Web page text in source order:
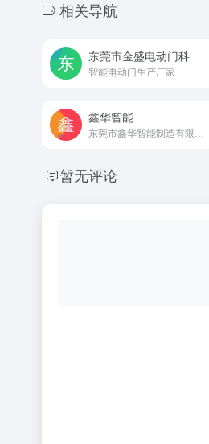
相关导航
智能电动门生产厂家
鑫华智能
暂无评论